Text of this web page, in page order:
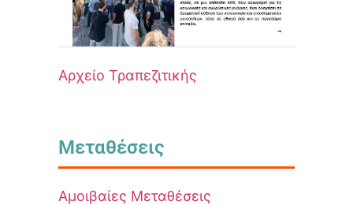
Αρχείο Τραπεζιτικής
Μεταθέσεις
Αμοιβαίες Μεταθέσεις